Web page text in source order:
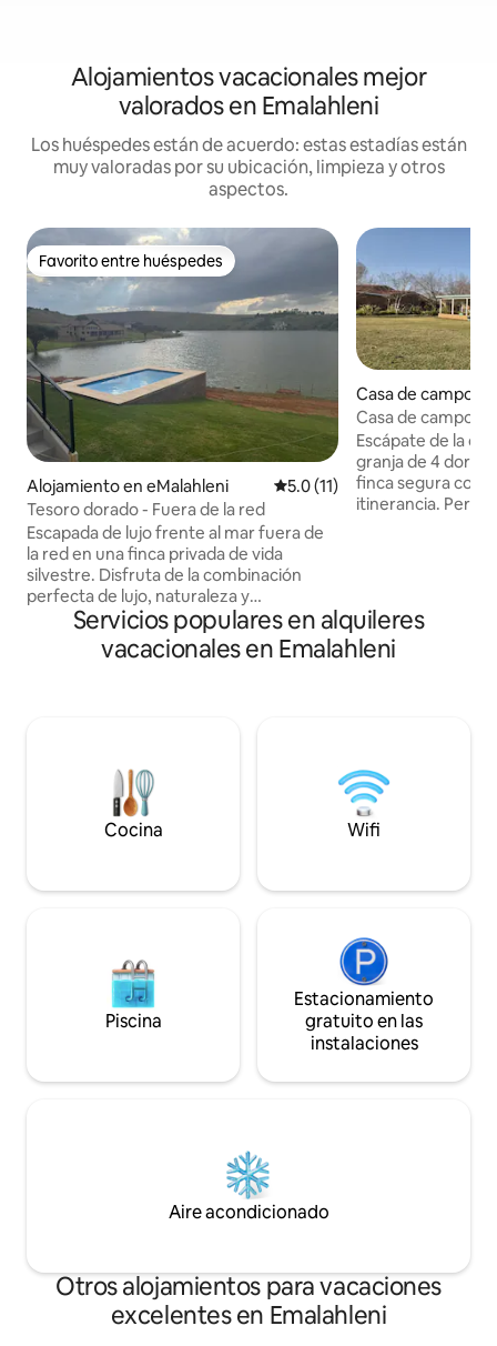
Alojamientos vacacionales mejor
valorados en Emalahleni
Los huéspedes están de acuerdo: estas estadías están
muy valoradas por su ubicación, limpieza y otros
aspectos.
Favorito entre huéspedes
Favorito entre huéspedes
Alojamiento en eMalahleni Calificación promedio: 5.0 de
5.0 (11)
Tesoro dorado - Fuera de la red
Escapada de lujo frente al mar fuera de
la red en una finca privada de vida
silvestre. Disfruta de la combinación
perfecta de lujo, naturaleza y
tranquilidad en esta espaciosa y
moderna casa, ubicada dentro de una
finca segura de vida silvestre donde los
ofrece 8 amplios dormitorios, 5 baños
modernos. Un embarcadero privado es
perfecto para atracar un barco durante
la noche. Una piscina resplandeciente y
Casa de campo
Casa de campo
Escápate de la
granja de 4
finca segura con
itinerancia.
incluye un
enfrente de la
comunitaria está
Servicios populares en alquileres
vacacionales en Emalahleni
Cocina Wifi
Piscina
Estacionamiento
gratuito en las
instalaciones
Aire acondicionado
Otros alojamientos para vacaciones
excelentes en Emalahleni